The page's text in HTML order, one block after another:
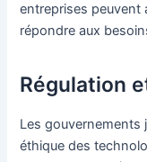
entreprises peuvent
répondre aux
Régulation
Les gouvernements
éthique des